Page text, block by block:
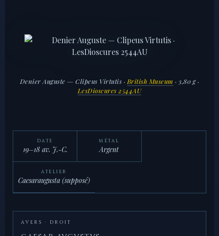
Denier Auguste — Clipeus Virtutis · British Museum · 3,80 g ·
LesDioscures 2544AU
DATE
19–18 av. J.-C.
MÉTAL
Argent
ATELIER
Caesaraugusta (supposé)
AVERS · DROIT